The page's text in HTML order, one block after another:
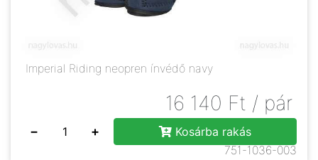
Imperial Riding neopren ínvédő navy
16 140 Ft / pár
− +
Kosárba rakás
751-1036-003